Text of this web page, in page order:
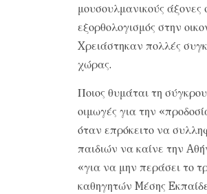
μουσουλμανικούς άξονες
εξορθολογισμός στην
Xρειάστηκαν πολλές
χώρας.
Ποιος θυμάται τη
οιμωγές για την
όταν επρόκειτο να
παιδιών να καίνε την
«για να μην περάσει το
καθηγητών Mέσης